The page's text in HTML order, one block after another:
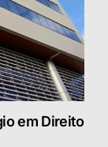
em Direito